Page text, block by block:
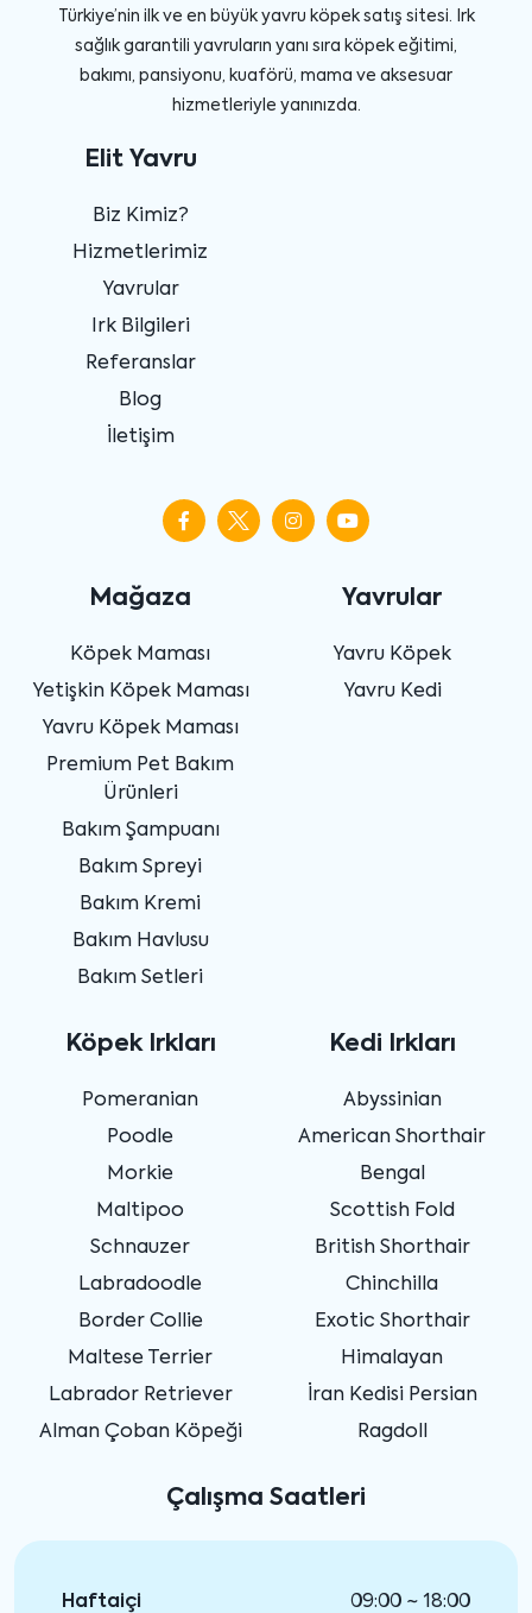
Türkiye’nin ilk ve en büyük yavru köpek satış sitesi. Irk
sağlık garantili yavruların yanı sıra köpek eğitimi,
bakımı, pansiyonu, kuaförü, mama ve aksesuar
hizmetleriyle yanınızda.
Elit Yavru
Biz Kimiz?
Hizmetlerimiz
Yavrular
Irk Bilgileri
Referanslar
Blog
İletişim
Mağaza
Köpek Maması
Yetişkin Köpek Maması
Yavru Köpek Maması
Premium Pet Bakım
Ürünleri
Bakım Şampuanı
Bakım Spreyi
Bakım Kremi
Bakım Havlusu
Bakım Setleri
Yavrular
Yavru Köpek
Yavru Kedi
Köpek Irkları
Pomeranian
Poodle
Morkie
Maltipoo
Schnauzer
Labradoodle
Border Collie
Maltese Terrier
Labrador Retriever
Alman Çoban Köpeği
Kedi Irkları
Abyssinian
American Shorthair
Bengal
Scottish Fold
British Shorthair
Chinchilla
Exotic Shorthair
Himalayan
İran Kedisi Persian
Ragdoll
Çalışma Saatleri
Haftaiçi
09:00 ~ 18:00